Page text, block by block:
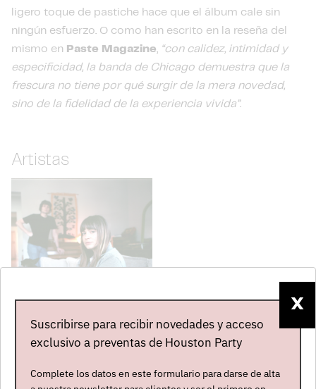
ligero toque de pastiche hace que el álbum cale sin
ningún esfuerzo. O como han escrito en la reseña del
mismo en Paste Magazine, “con calidez, intimidad y
especificidad, la banda de Chicago demuestra que la
frescura no tiene por qué surgir de la mera novedad,
sino de la fidelidad de la experiencia vivida”.
Artistas
CASE OATS
Abierta contratación
X
Suscribirse para recibir novedades y acceso
exclusivo a preventas de Houston Party
Complete los datos en este formulario para darse de alta